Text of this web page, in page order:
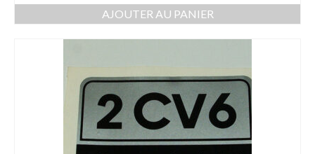
AJOUTER AU PANIER